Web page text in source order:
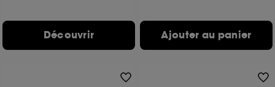
Découvrir Ajouter au panier